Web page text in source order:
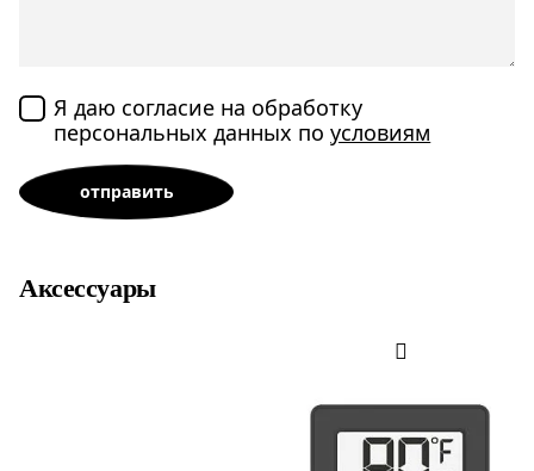
Я даю согласие на обработку
персональных данных поусловиям
Аксессуары